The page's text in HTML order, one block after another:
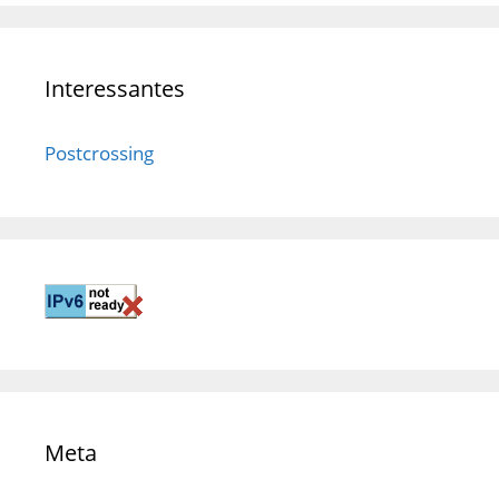
Interessantes
Postcrossing
Meta